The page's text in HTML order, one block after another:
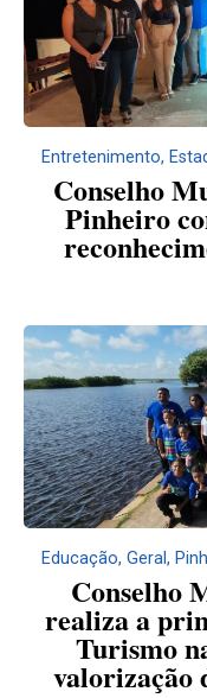
Entretenimento,
Conselho
Pinheiro
Educação, Geral,
Conselho
realiza a
Turismo
valorização